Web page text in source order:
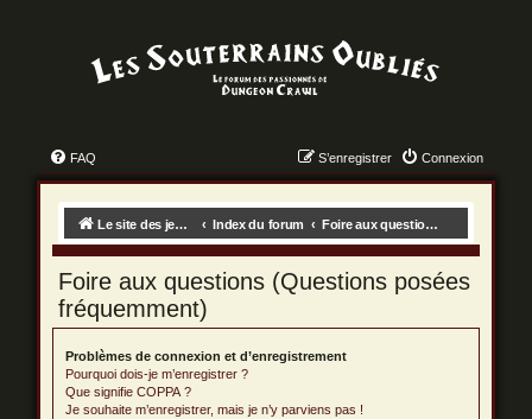
FAQ Connexion
S’enregistrer
Le site des jeux des dungeon crawls ! Index du forum Foire aux questions (Questions posées fréquemment)
Foire aux questions (Questions posées
fréquemment)
Problèmes de connexion et d’enregistrement
Pourquoi dois-je m’enregistrer ?
Que signifie COPPA ?
Je souhaite m’enregistrer, mais je n’y parviens pas !